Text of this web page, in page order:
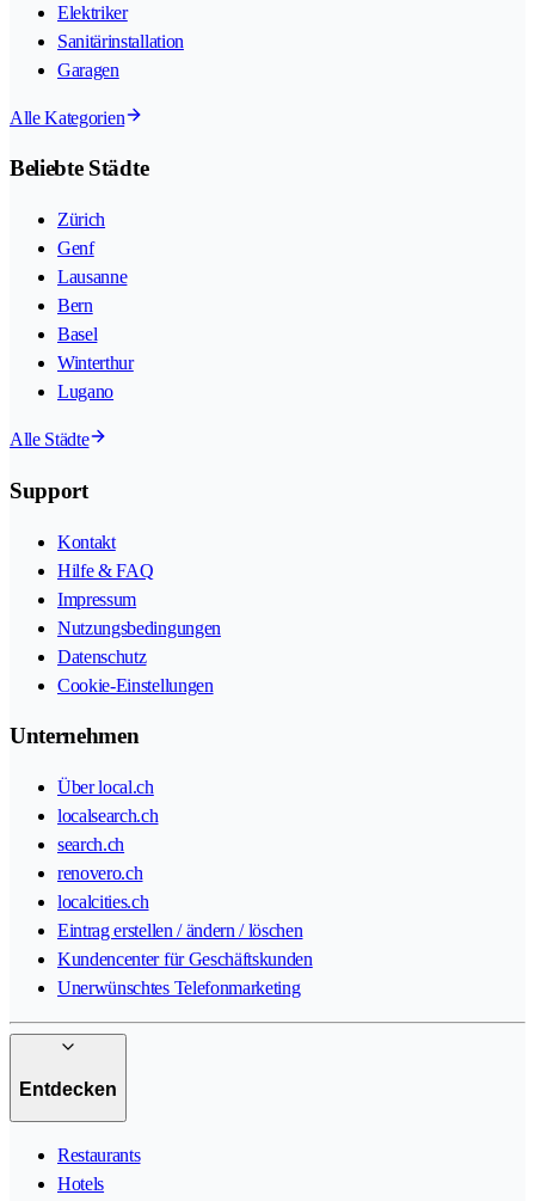
Elektriker
Sanitärinstallation
Garagen
Alle Kategorien
Beliebte Städte
Zürich
Genf
Lausanne
Bern
Basel
Winterthur
Lugano
Alle Städte
Support
Kontakt
Hilfe & FAQ
Impressum
Nutzungsbedingungen
Datenschutz
Cookie-Einstellungen
Unternehmen
Über local.ch
localsearch.ch
search.ch
renovero.ch
localcities.ch
Eintrag erstellen / ändern / löschen
Kundencenter für Geschäftskunden
Unerwünschtes Telefonmarketing
Entdecken
Restaurants
Hotels